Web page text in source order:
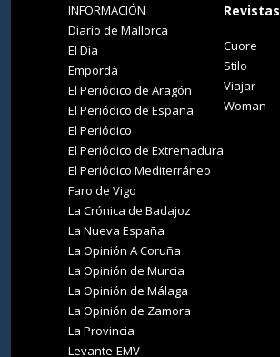
INFORMACIÓN
Diario de Mallorca
El Día
Empordà
El Periódico de Aragón
El Periódico de España
El Periódico
El Periódico de Extremadura
El Periódico Mediterráneo
Faro de Vigo
La Crónica de Badajoz
La Nueva España
La Opinión A Coruña
La Opinión de Murcia
La Opinión de Málaga
La Opinión de Zamora
La Provincia
Levante-EMV
Revistas
Cuore
Stilo
Viajar
Woman